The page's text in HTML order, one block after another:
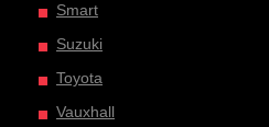
Smart
Suzuki
Toyota
Vauxhall